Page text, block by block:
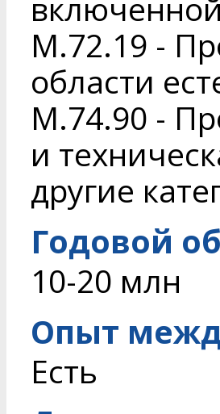
M.72.19 -
области
M.74.90 -
и
другие
Годовой
10-20 млн
Опыт
Есть